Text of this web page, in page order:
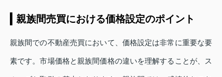
親族間売買における価格設定のポイント
親族間での不動産売買において、価格設定は非常に重要な要
素です。市場価格と親族間価格の違いを理解することが、ス